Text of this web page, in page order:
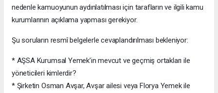
nedenle kamuoyunun aydınlatılması için tarafların ve ilgili kamu
kurumlarının açıklama yapması gerekiyor.
Şu soruların resmî belgelerle cevaplandırılması bekleniyor:
* AŞSA Kurumsal Yemek’in mevcut ve geçmiş ortakları ile
yöneticileri kimlerdir?
* Şirketin Osman Avşar, Avşar ailesi veya Florya Yemek ile